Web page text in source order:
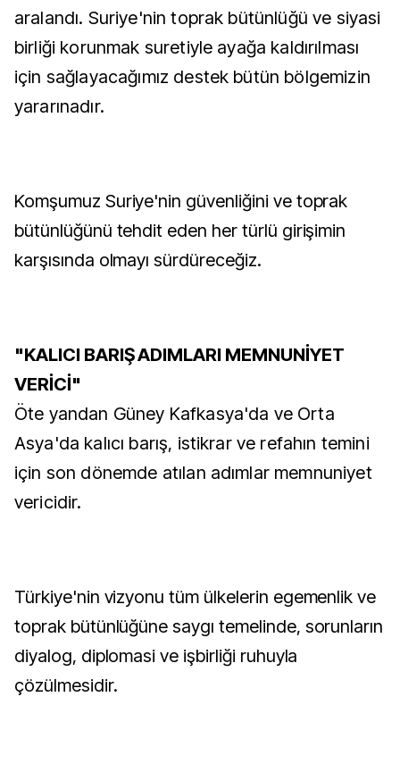
aralandı. Suriye'nin toprak bütünlüğü ve siyasi
birliği korunmak suretiyle ayağa kaldırılması
için sağlayacağımız destek bütün bölgemizin
yararınadır.
Komşumuz Suriye'nin güvenliğini ve toprak
bütünlüğünü tehdit eden her türlü girişimin
karşısında olmayı sürdüreceğiz.
"KALICI BARIŞ ADIMLARI MEMNUNİYET
VERİCİ"
Öte yandan Güney Kafkasya'da ve Orta
Asya'da kalıcı barış, istikrar ve refahın temini
için son dönemde atılan adımlar memnuniyet
vericidir.
Türkiye'nin vizyonu tüm ülkelerin egemenlik ve
toprak bütünlüğüne saygı temelinde, sorunların
diyalog, diplomasi ve işbirliği ruhuyla
çözülmesidir.